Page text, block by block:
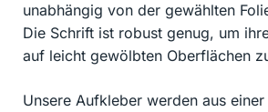
unabhängig von der gewählten
Die Schrift ist robust genug, um
auf leicht gewölbten Oberflächen
Unsere Aufkleber werden aus